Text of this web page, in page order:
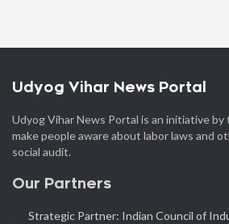
Udyog Vihar News Portal
Udyog Vihar News Portal is an initiative
make people aware about labor laws and
social audit.
Our Partners
Strategic Partner: Indian Council of